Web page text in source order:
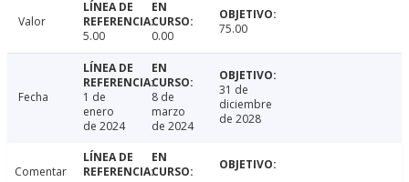
Valor
5.00
0.00 75.00
Fecha
1 de
enero
de 2024
8 de
marzo
de 2024
31 de
diciembre
de 2028
Comentar